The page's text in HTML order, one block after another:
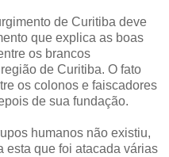
de Curitiba deve
que explica as boas
os brancos
de Curitiba. O fato
os colonos e faiscadores
de sua fundação.
humanos não existiu,
esta que foi atacada várias